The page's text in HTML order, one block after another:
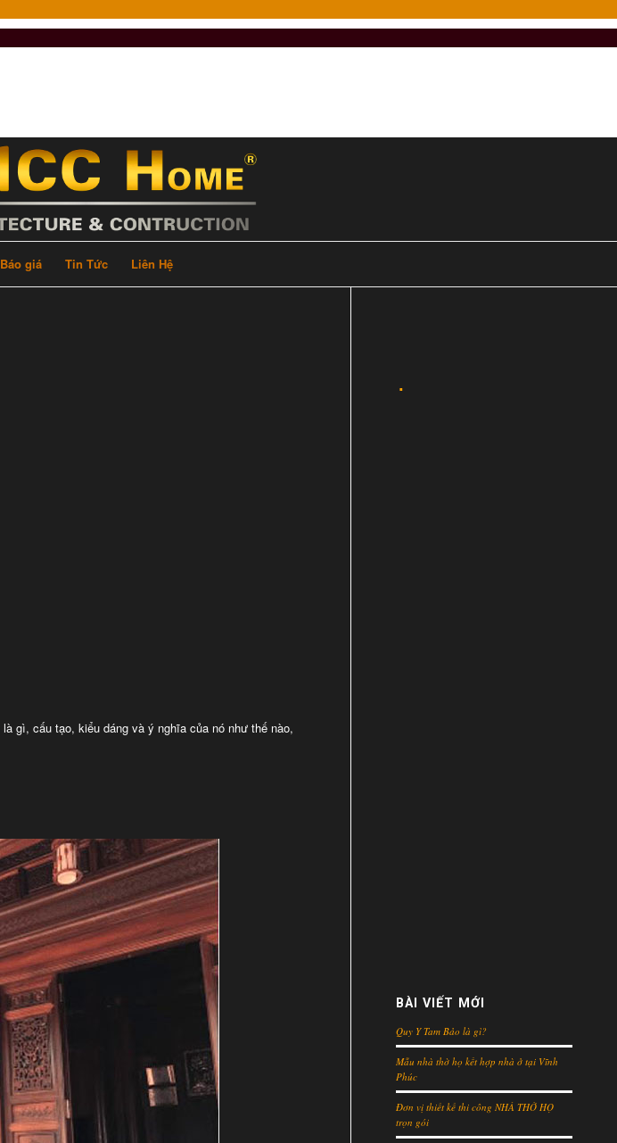
Báo giá Tin Tức Liên Hệ
là gì, cấu tạo, kiểu dáng và ý nghĩa của nó như thế nào,
BÀI VIẾT MỚI
Quy Y Tam Bảo là gì?
Mẫu nhà thờ họ kết hợp nhà ở tại Vĩnh
Phúc
Đơn vị thiết kế thi công NHÀ THỜ HỌ
trọn gói